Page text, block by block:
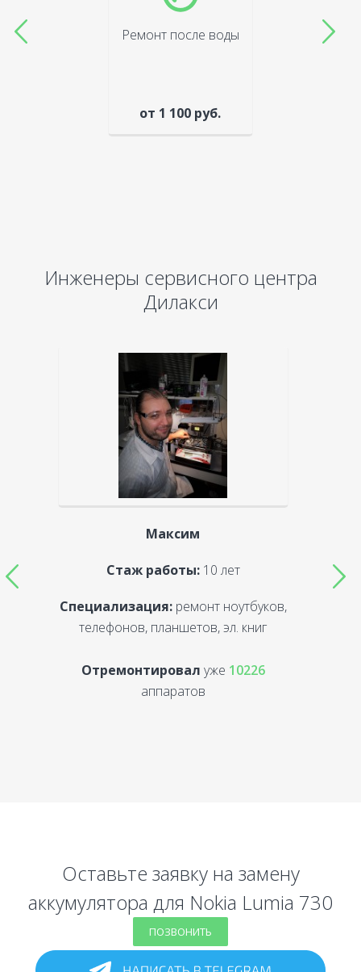
Ремонт после воды
от 1 100 руб.
Инженеры сервисного центра
Дилакси
Максим
Стаж работы:10 лет
Специализация:ремонт ноутбуков,
телефонов, планшетов, эл. книг
Отремонтировал уже 10226
аппаратов
Оставьте заявку на замену
аккумулятора для Nokia Lumia 730
ПОЗВОНИТЬ